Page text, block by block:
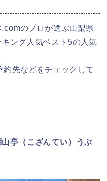
のプロが選ぶ山梨県
ング人気ベスト5の人気
先などをチェックして
亭（こざんてい）うぶ